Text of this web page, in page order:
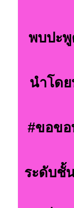
พบปะพู
นำโด
#ขอขอ
ระดับชั้